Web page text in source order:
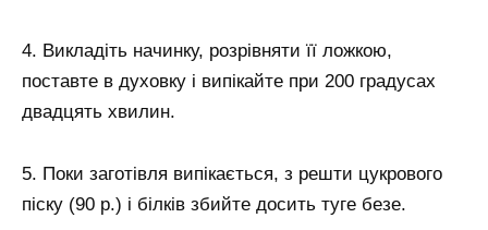
4. Викладіть начинку, розрівняти її ложкою,
поставте в духовку і випікайте при 200 градусах
двадцять хвилин.
5. Поки заготівля випікається, з решти цукрового
піску (90 р.) і білків збийте досить туге безе.